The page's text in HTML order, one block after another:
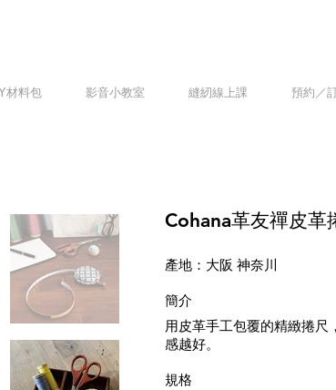
材料包 影音小教室 縫紉線上課 預約／
Cohana革友禪皮革
產地： 大阪 神奈川
簡介
用皮革手工包覆的精緻捲尺
感越好。
​規格